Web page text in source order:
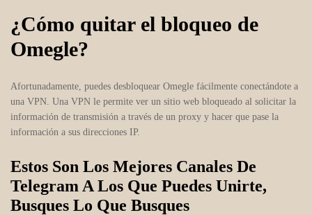
¿Cómo quitar el bloqueo de
Omegle?
Afortunadamente, puedes desbloquear Omegle fácilmente conectándote a
una VPN. Una VPN le permite ver un sitio web bloqueado al solicitar la
información de transmisión a través de un proxy y hacer que pase la
información a sus direcciones IP.
Estos Son Los Mejores Canales De
Telegram A Los Que Puedes Unirte,
Busques Lo Que Busques